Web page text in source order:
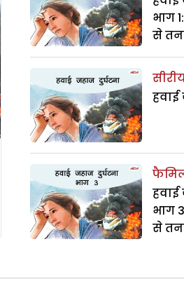
भाग
से
हवाई
हवाई
भाग
से